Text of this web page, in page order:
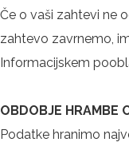
Če o vaši zahtevi ne
zahtevo zavrnemo,
Informacijskem
OBDOBJE HRAMBE
Podatke hranimo